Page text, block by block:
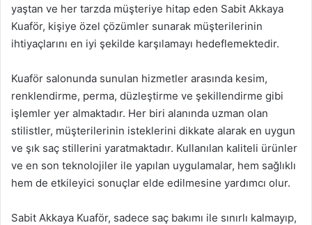
yaştan ve her tarzda müşteriye hitap eden Sabit Akkaya
Kuaför, kişiye özel çözümler sunarak müşterilerinin
ihtiyaçlarını en iyi şekilde karşılamayı hedeflemektedir.
Kuaför salonunda sunulan hizmetler arasında kesim,
renklendirme, perma, düzleştirme ve şekillendirme gibi
işlemler yer almaktadır. Her biri alanında uzman olan
stilistler, müşterilerinin isteklerini dikkate alarak en uygun
ve şık saç stillerini yaratmaktadır. Kullanılan kaliteli ürünler
ve en son teknolojiler ile yapılan uygulamalar, hem sağlıklı
hem de etkileyici sonuçlar elde edilmesine yardımcı olur.
Sabit Akkaya Kuaför, sadece saç bakımı ile sınırlı kalmayıp,